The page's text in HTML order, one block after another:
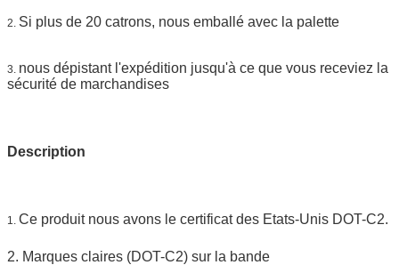
2. Si plus de 20 catrons, nous emballé avec la palette
3. nous dépistant l'expédition jusqu'à ce que vous receviez la
sécurité de marchandises
Description
1. Ce produit nous avons le certificat des Etats-Unis DOT-C2.
2. Marques claires (DOT-C2) sur la bande